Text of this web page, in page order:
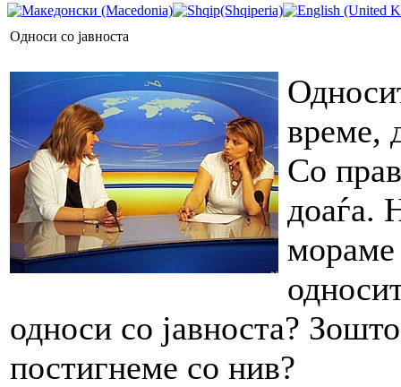
Односи со јавноста
време,
Со
доаѓа.
мораме
односи со јавноста?
постигнеме со нив?